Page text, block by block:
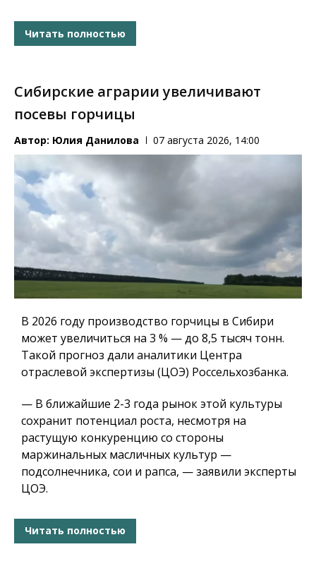
Читать полностью
Сибирские аграрии увеличивают
посевы горчицы
Автор: Юлия Данилова 07 августа 2026, 14:00
В 2026 году производство горчицы в Сибири
может увеличиться на 3 % — до 8,5 тысяч тонн.
Такой прогноз дали аналитики Центра
отраслевой экспертизы (ЦОЭ) Россельхозбанка.
— В ближайшие 2-3 года рынок этой культуры
сохранит потенциал роста, несмотря на
растущую конкуренцию со стороны
маржинальных масличных культур —
подсолнечника, сои и рапса, — заявили эксперты
ЦОЭ.
Читать полностью